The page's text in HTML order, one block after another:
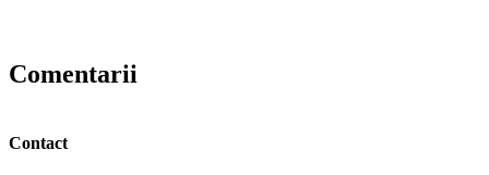
Comentarii
Contact